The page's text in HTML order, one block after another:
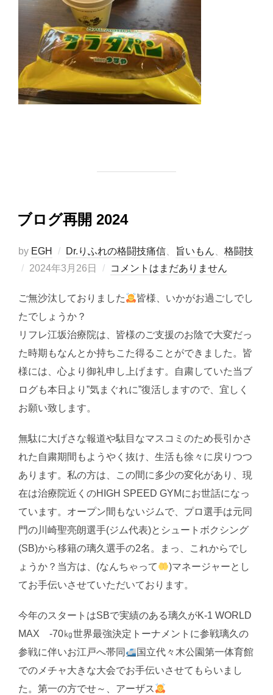
ブログ再開 2024
by EGH Dr.りふれの格闘技痛信 旨いもん
格闘技
投
日:
2024年3月26日 コメントはまだありません
ご無沙汰しておりました
皆様、いかがお過ごしでし
たでしょうか？
リフレ江坂治療院は、皆様のご支援のお陰で大変だっ
た時期もなんとか持ちこた得ることができました。皆
様には、心より御礼申し上げます。自粛していた当ブ
ログも本日より”気まぐれに”復活しますので、宜しく
お願い致します。
無駄に大げさな報道や駄目なマスコミのため長引かさ
れた自粛期間もようやく抜け、生活も徐々に戻りつつ
あります。私の方は、この間に多少の変化があり、現
在は治療院近くのHIGH SPEED GYMにお世話になっ
ています。オープン間もないジムで、プロ選手は元同
門の川崎聖亮朗選手(ジム代表)とシュートボクシング
(SB)から移籍の璃久選手の2名。まっ、これからでし
ょうか？当方は、(なんちゃって
)マネージャーとし
てお手伝いさせていただいております。
今年のスタートはSBで実績のある璃久がK-1 WORLD
MAX -70㎏世界最強決定トーナメントに参戦璃久の
参戦に伴いお江戸へ帯同
国立代々木公園第一体育館
でのメチャ大きな大会でお手伝いさせてもらいまし
た。第一の方でせ～、アーザス